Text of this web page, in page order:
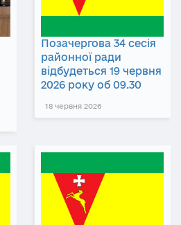
Позачергова 34 сесія
районної ради
відбудеться 19 червня
2026 року об 09.30
18 червня 2026